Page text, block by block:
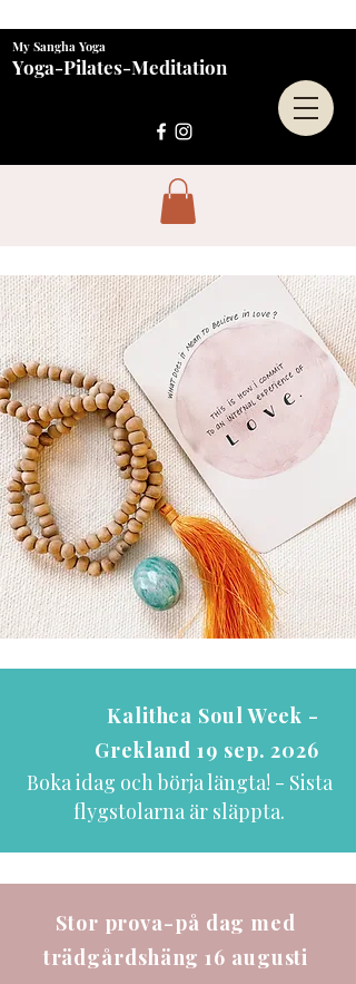
My Sangha Yoga
Yoga-Pilates-Meditation
Kalithea Soul Week -
Grekland 19 sep. 2026
Boka idag och börja längta! - Sista
flygstolarna är släppta.
Stor prova-på dag med
trädgårdshäng 16 augusti